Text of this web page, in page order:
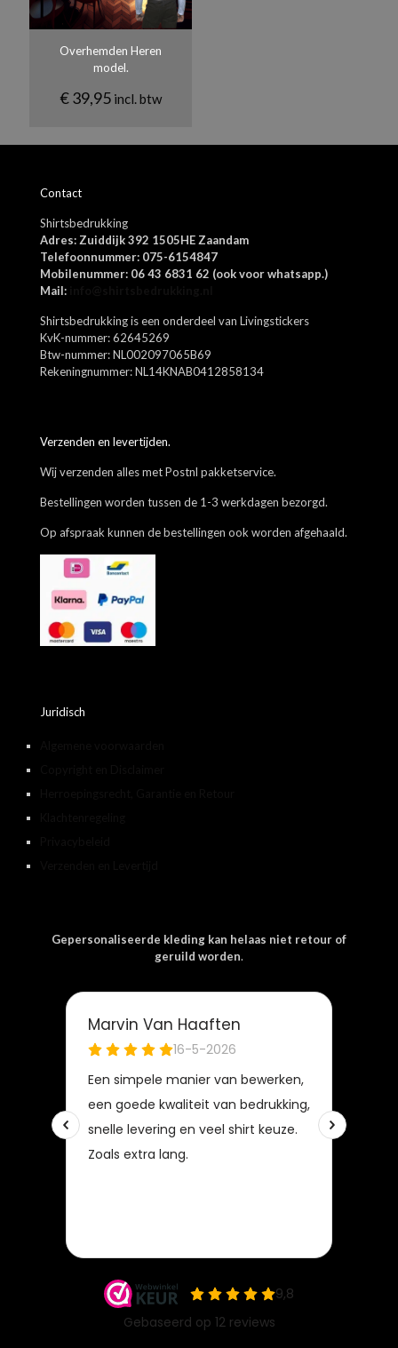
65% polyester, 35% katoen
GSM
mail*
Mijn naam, e-mail en site opslaan in deze browser voor de
volgende keer wanneer ik een reactie plaats.
Overhemden Heren
model.
€39,95 incl. btw
Contact
Shirtsbedrukking
Adres: Zuiddijk 392 1505HE Zaandam
Telefoonnummer: 075-6154847
Mobilenummer: 06 43 6831 62 (ook voor whatsapp.)
Mail:
Shirtsbedrukking is een onderdeel van Livingstickers
KvK-nummer: 62645269
Btw-nummer: NL002097065B69
Rekeningnummer: NL14KNAB0412858134
Verzenden en levertijden.
Wij verzenden alles met Postnl pakketservice.
Bestellingen worden tussen de 1-3 werkdagen bezorgd.
Op afspraak kunnen de bestellingen ook worden afgehaald.
Juridisch
Gepersonaliseerde kleding kan helaas niet retour of
geruild worden.